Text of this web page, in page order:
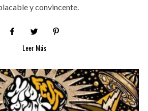
y convincente.
Leer Más